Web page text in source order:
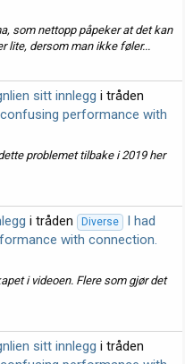
som nettopp påpeker at det kan
lite, dersom man ikke føler...
sitt innlegg i tråden
performance with
problemet tilbake i 2019 her
i tråden Diverse
I had
with connection.
i videoen. Flere som gjør det
sitt innlegg i tråden